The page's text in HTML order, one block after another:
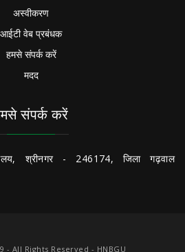
अस्वीकरण
आईटी वेब प्रबंधक
हमसे संपर्क करें
मदद
संपर्क करें
श्रीनगर - 246174, जिला गढ़वाल
- All Rights Reserved - HNBGU